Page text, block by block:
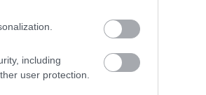
including
user protection.